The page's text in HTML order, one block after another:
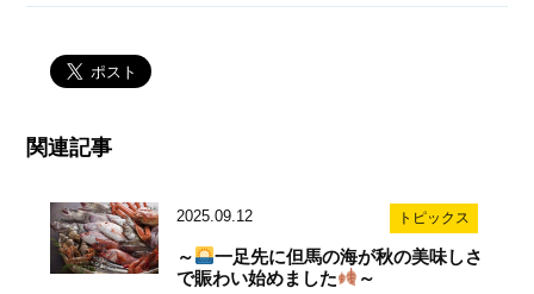
関連記事
2025.09.12
～
一足先に但馬の海が秋の美味しさ
で賑わい始めました
～
トピックス